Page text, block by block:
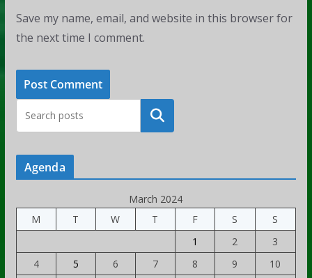
Save my name, email, and website in this browser for
the next time I comment.
Rechercher
Agenda
March 2024
M
T W T F S
S
1
2
3
4
5 6 7 8 9
10